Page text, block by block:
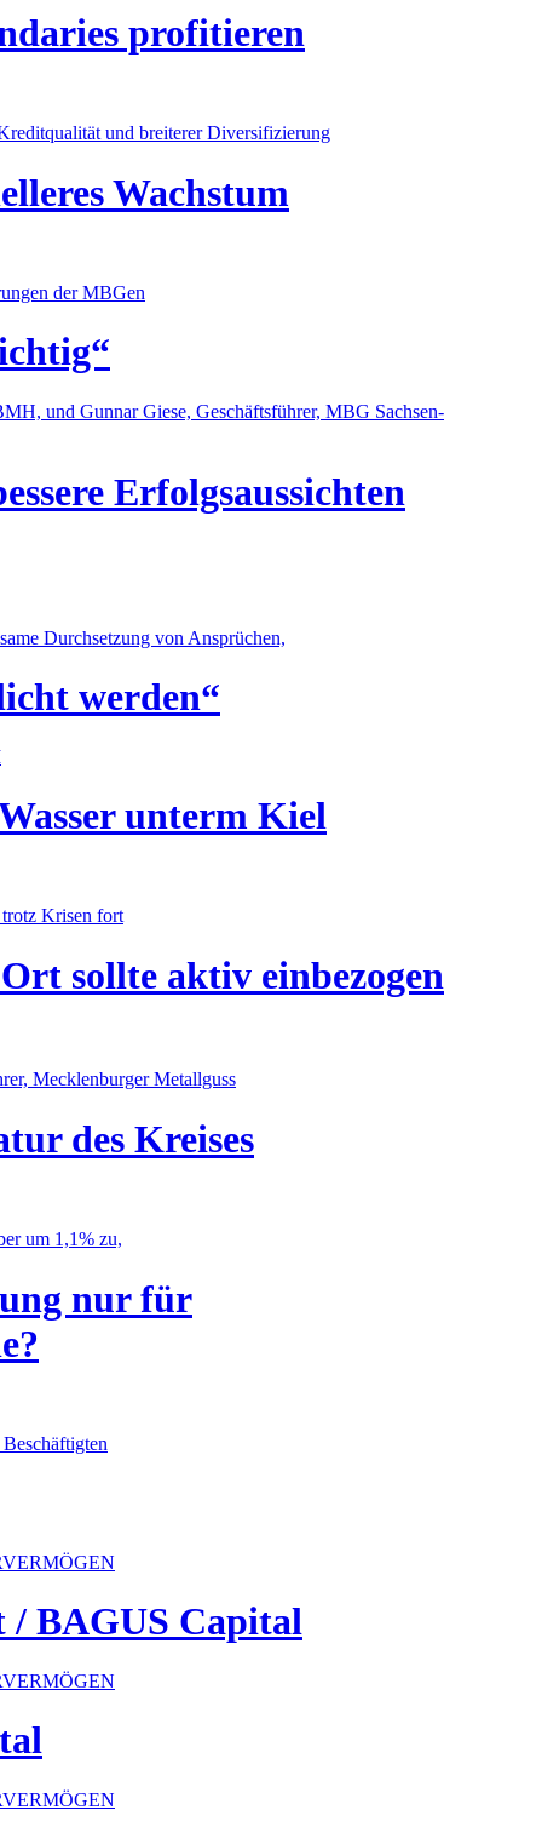
profitieren
und breiterer Diversifizierung
Wachstum
der MBGen
und Gunnar Giese, Geschäftsführer, MBG Sachsen-
Erfolgsaussichten
Durchsetzung von Ansprüchen,
werden“
unterm Kiel
Krisen fort
sollte aktiv einbezogen
Mecklenburger Metallguss
des Kreises
um 1,1% zu,
nur für
BAGUS Capital